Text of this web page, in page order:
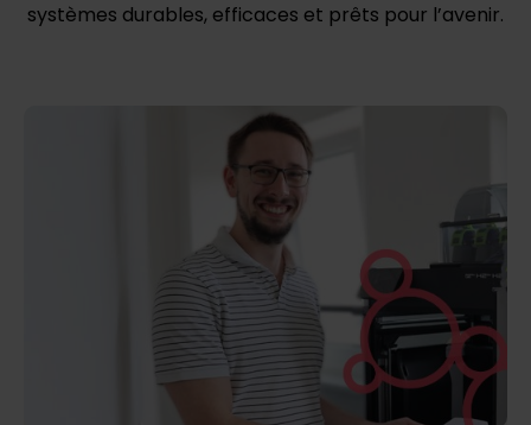
systèmes durables, efficaces et prêts pour l’avenir.